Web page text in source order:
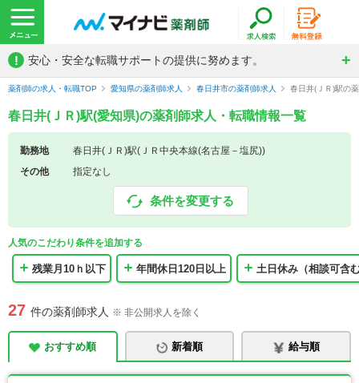
! 安心・安全な転職サポートの提供に努めます。
薬剤師の求人・転職TOP 愛知県の薬剤師求人 春日井市の薬剤師求人 春日井(ＪＲ)駅の
春日井(ＪＲ)駅(愛知県)の薬剤師求人・転職情報一覧
勤務地
春日井(ＪＲ)駅(ＪＲ中央本線(名古屋－塩尻))
その他
指定なし
条件を変更する
人気のこだわり条件を追加する
残業月10ｈ以下 年間休日120日以上 土日休み（相談可含
27 件の薬剤師求人 ※ 非公開求人を除く
おすすめ順 新着順 給与順